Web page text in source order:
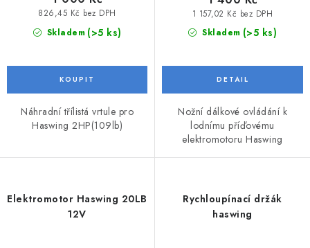
Skladem (>5 ks)
826,45 Kč bez DPH
Náhradní třílistá vrtule pro
Haswing 2HP(109lb)
Skladem (>5 ks)
1 157,02 Kč bez DPH
Nožní dálkové ovládání k
lodnímu příďovému
elektromotoru Haswing
Elektromotor Haswing 20LB
12V
Rychloupínací držák
haswing